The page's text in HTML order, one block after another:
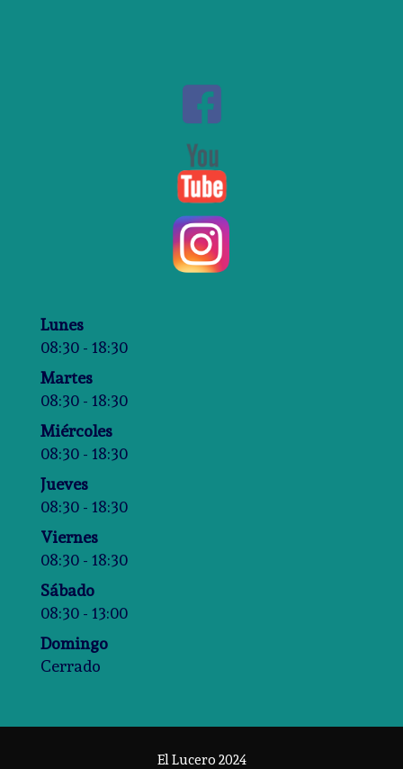
Lunes
08:30 - 18:30
Martes
08:30 - 18:30
Miércoles
08:30 - 18:30
Jueves
08:30 - 18:30
Viernes
08:30 - 18:30
Sábado
08:30 - 13:00
Domingo
Cerrado
El Lucero 2024